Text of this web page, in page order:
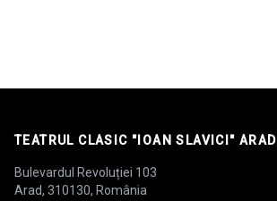
TEATRUL CLASIC "IOAN SLAVICI" ARAD
Bulevardul Revoluției 103
Arad, 310130, România